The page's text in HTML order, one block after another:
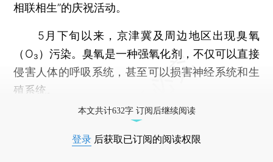
相联相生”的庆祝活动。
5月下旬以来，京津冀及周边地区出现臭氧
（O₃）污染。臭氧是一种强氧化剂，不仅可以直接
侵害人体的呼吸系统，甚至可以损害神经系统和生
殖系统。
本文共计632字 订阅后继续阅读
登录 后获取已订阅的阅读权限